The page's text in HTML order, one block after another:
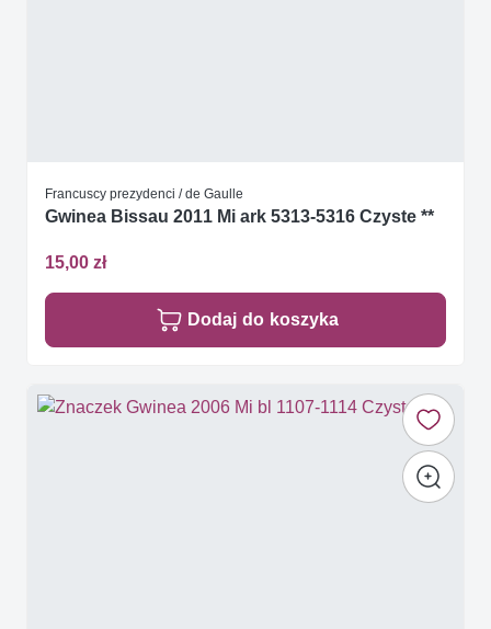
Francuscy prezydenci / de Gaulle
Gwinea Bissau 2011 Mi ark 5313-5316 Czyste **
15,00 zł
Dodaj do koszyka